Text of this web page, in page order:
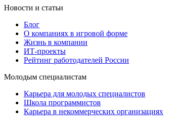
Новости и статьи
Блог
О компаниях в игровой форме
Жизнь в компании
ИТ-проекты
Рейтинг работодателей России
Молодым специалистам
Карьера для молодых специалистов
Школа программистов
Карьера в некоммерческих организациях